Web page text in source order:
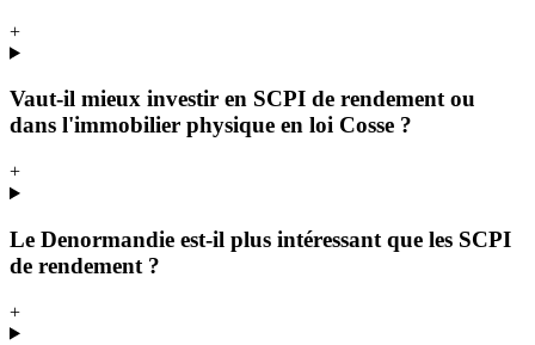
+
Vaut-il mieux investir en SCPI de rendement ou
dans l'immobilier physique en loi Cosse ?
+
Le Denormandie est-il plus intéressant que les SCPI
de rendement ?
+